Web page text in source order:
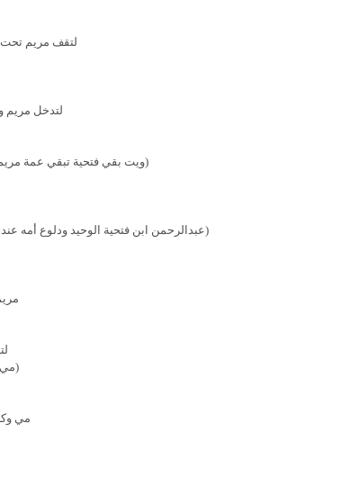
لتقف مريم تحت
لتدخل مريم
(ويت بقي فتحية تبقي عمة
(عبدالرحمن ابن فتحية الوحيد ودلوع
(مي
مي